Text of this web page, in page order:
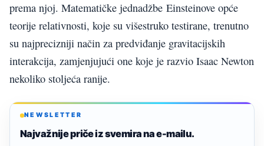
prema njoj. Matematičke jednadžbe Einsteinove opće
teorije relativnosti, koje su višestruko testirane, trenutno
su najprecizniji način za predviđanje gravitacijskih
interakcija, zamjenjujući one koje je razvio Isaac Newton
nekoliko stoljeća ranije.
NEWSLETTER
Najvažnije priče iz svemira na e-mailu.